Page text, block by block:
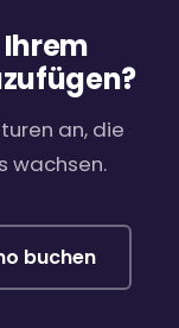
an, die
wachsen.
buchen